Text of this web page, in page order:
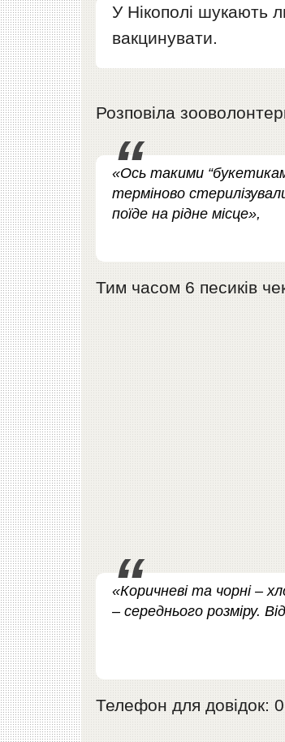
У Нікополі шукають
вакцинувати.
Розповіла
«Ось такими
терміново
поїде на рідне місце»,
Тим часом 6 песиків
«Коричневі та чорні –
– середнього розміру.
Телефон для довідок: